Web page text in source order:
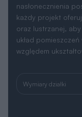
nasłonecznienia
każdy projekt
oraz lustrzanej,
układ
względem
Wymiary działki